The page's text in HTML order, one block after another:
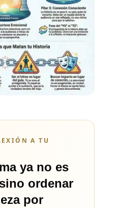
A TU
ya no es
ordenar
por